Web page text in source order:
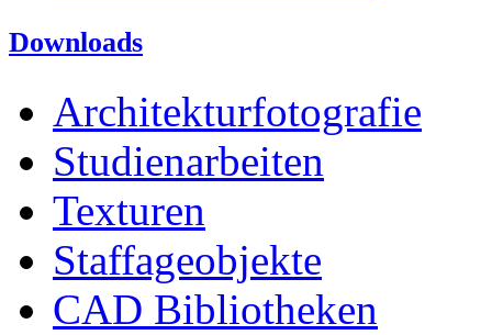
Downloads
Architekturfotografie
Studienarbeiten
Texturen
Staffageobjekte
CAD Bibliotheken